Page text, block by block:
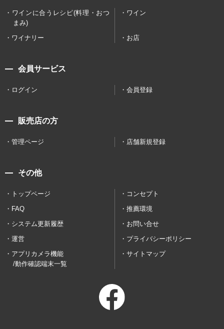
ワインに合うレシピ(料理・おつ
まみ)
ワイン
ワイナリー お店
会員サービス
ログイン 会員登録
販売店の方
管理ページ 店舗新規登録
その他
トップページ
コンセプト
FAQ
推薦環境
システム更新履歴
お問い合せ
運営
プライバシーポリシー
アプリカメラ機能
/動作確認端末一覧
サイトマップ